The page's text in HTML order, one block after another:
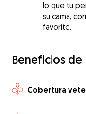
lo que tu
su cama,
favorito.
Beneficios
Cobertura